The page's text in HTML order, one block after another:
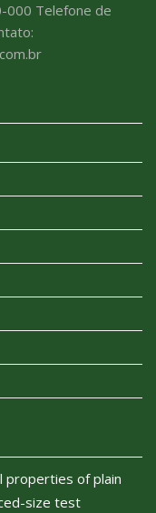
000 Telefone de
properties of plain
size test